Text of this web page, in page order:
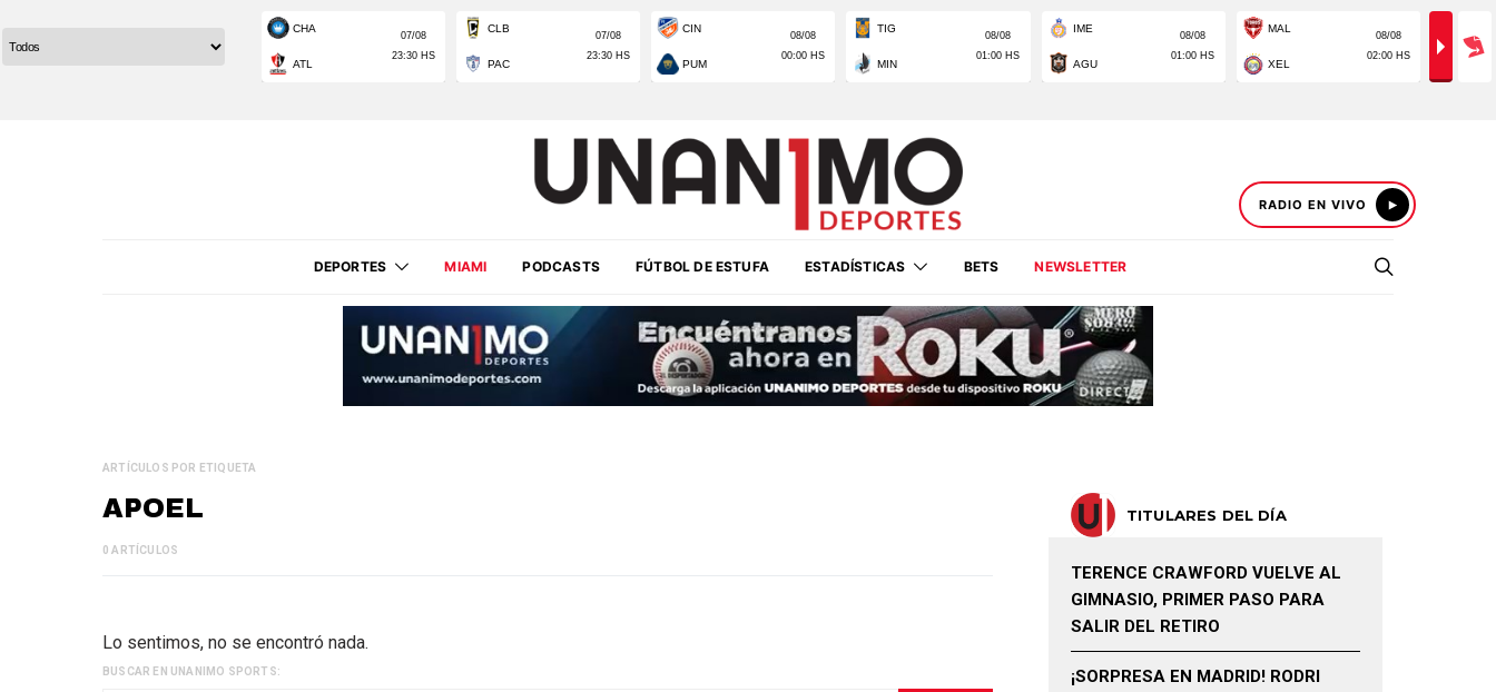
RADIO EN VIVO
DEPORTES MIAMI PODCASTS FÚTBOL DE ESTUFA ESTADÍSTICAS BETS NEWSLETTER
ARTÍCULOS POR ETIQUETA
APOEL
0 ARTÍCULOS
Lo sentimos, no se encontró nada.
BUSCAR EN UNANIMO SPORTS:
TITULARES DEL DÍA
TERENCE CRAWFORD VUELVE AL
GIMNASIO, PRIMER PASO PARA
SALIR DEL RETIRO
¡SORPRESA EN MADRID! RODRI